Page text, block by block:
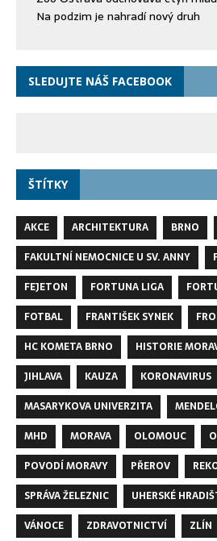
Na podzim je nahradí nový druh
SLEDUJTE NÁŠ FACEBOOK
ŠTÍTKY
AKCE ARCHITEKTURA BRNO
FAKULTNÍ NEMOCNICE U SV. ANNY
FEJETON
FORTUNA LIGA
FOTBAL
FRANTIŠEK SYNEK
HC KOMETA BRNO
HISTORIE
JIHLAVA
KAUZA KORONAVIRUS
MASARYKOVA UNIVERZITA
MHD
MORAVA OLOMOUC
POVODÍ MORAVY
PŘEROV
SPRÁVA ŽELEZNIC
UHERSKÉ
VÁNOCE
ZDRAVOTNICTVÍ ZLÍN